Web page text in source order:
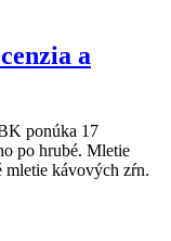
a
ponúka 17
po hrubé. Mletie
mletie kávových zŕn.